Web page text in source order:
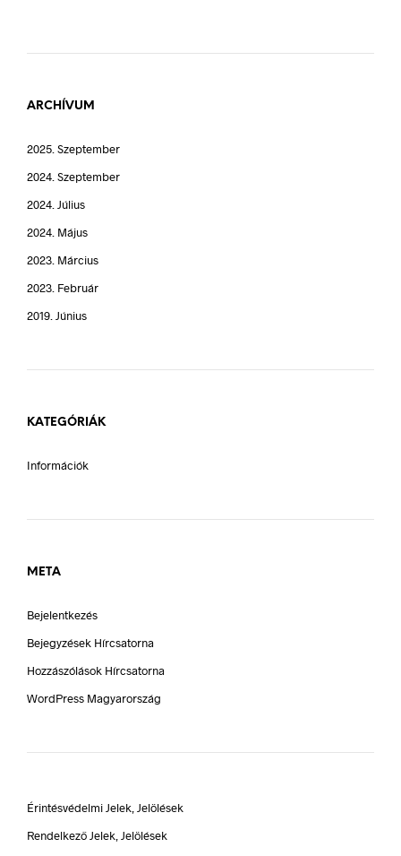
ARCHÍVUM
2025. Szeptember
2024. Szeptember
2024. Július
2024. Május
2023. Március
2023. Február
2019. Június
KATEGÓRIÁK
Információk
META
Bejelentkezés
Bejegyzések Hírcsatorna
Hozzászólások Hírcsatorna
WordPress Magyarország
Érintésvédelmi Jelek, Jelölések
Rendelkező Jelek, Jelölések